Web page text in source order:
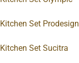
Kitchen Set Prodesign
Kitchen Set Sucitra